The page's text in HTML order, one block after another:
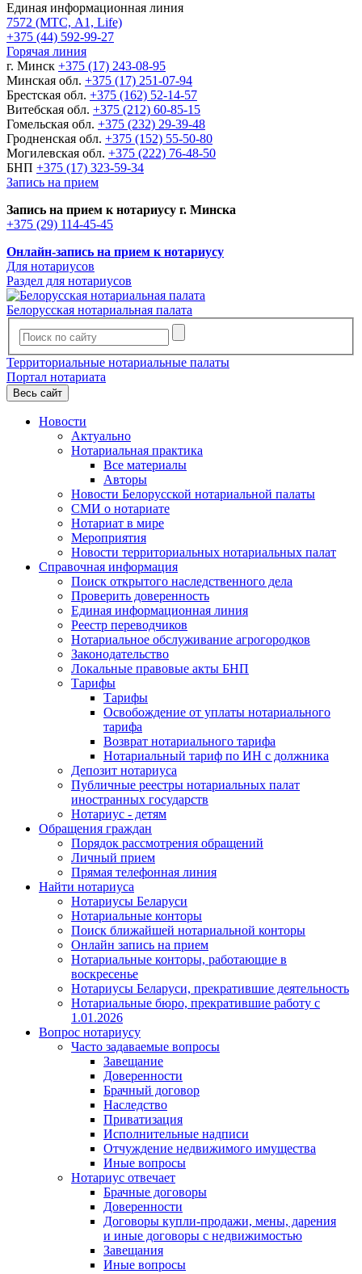
Единая информационная линия
7572 (МТС, A1, Life)
+375 (44) 592-99-27
Горячая линия
г. Минск +375 (17) 243-08-95
Минская обл. +375 (17) 251-07-94
Брестская обл. +375 (162) 52-14-57
Витебская обл. +375 (212) 60-85-15
Гомельская обл. +375 (232) 29-39-48
Гродненская обл. +375 (152) 55-50-80
Могилевская обл. +375 (222) 76-48-50
БНП +375 (17) 323-59-34
Запись на прием
Запись на прием к нотариусу г. Минска
+375 (29) 114-45-45
Онлайн-запись на прием к нотариусу
Для нотариусов
Раздел для нотариусов
Белорусская нотариальная палата
Территориальные нотариальные палаты
Портал нотариата
Весь сайт
Новости
Актуально
Нотариальная практика
Все материалы
Авторы
Новости Белорусской нотариальной палаты
СМИ о нотариате
Нотариат в мире
Мероприятия
Новости территориальных нотариальных палат
Справочная информация
Поиск открытого наследственного дела
Проверить доверенность
Единая информационная линия
Реестр переводчиков
Нотариальное обслуживание агрогородков
Законодательство
Локальные правовые акты БНП
Тарифы
Тарифы
Освобождение от уплаты нотариального
тарифа
Возврат нотариального тарифа
Нотариальный тариф по ИН с должника
Депозит нотариуса
Публичные реестры нотариальных палат
иностранных государств
Нотариус - детям
Обращения граждан
Порядок рассмотрения обращений
Личный прием
Прямая телефонная линия
Найти нотариуса
Нотариусы Беларуси
Нотариальные конторы
Поиск ближайшей нотариальной конторы
Онлайн запись на прием
Нотариальные конторы, работающие в
воскресенье
Нотариусы Беларуси, прекратившие деятельность
Нотариальные бюро, прекратившие работу с
1.01.2026
Вопрос нотариусу
Часто задаваемые вопросы
Завещание
Доверенности
Брачный договор
Наследство
Приватизация
Исполнительные надписи
Отчуждение недвижимого имущества
Иные вопросы
Нотариус отвечает
Брачные договоры
Доверенности
Договоры купли-продажи, мены, дарения
и иные договоры с недвижимостью
Завещания
Иные вопросы